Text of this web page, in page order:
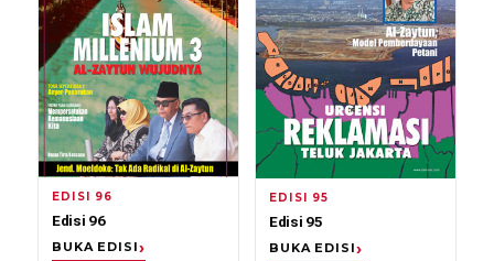
EDISI 96
Edisi 96
BUKA EDISI
EDISI 95
Edisi 95
BUKA EDISI